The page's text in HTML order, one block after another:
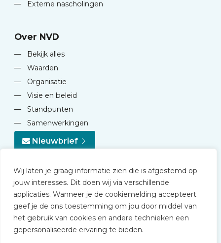
Wij laten je graag informatie zien die is afgestemd op
jouw interesses. Dit doen wij via verschillende
applicaties. Wanneer je de cookiemelding accepteert
geef je de ons toestemming om jou door middel van
het gebruik van cookies en andere technieken een
gepersonaliseerde ervaring te bieden.
—
Externe nascholingen
Over NVD
—
Bekijk alles
—
Waarden
—
Organisatie
—
Visie en beleid
—
Standpunten
—
Samenwerkingen
Nieuwbrief
© 2026 NVD
Privacy statement
Disclaimer